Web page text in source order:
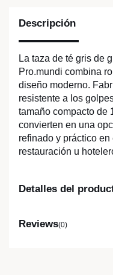
Descripción
La taza de té gris de
Pro.mundi combina
diseño moderno.
resistente a los
tamaño compacto de
convierten en una
refinado y práctico
restauración u
Detalles del
Reviews(0)